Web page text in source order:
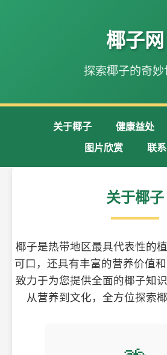
椰子网
探索椰子的奇
关于椰子 健康益处
图片欣赏
联
关于椰子
椰子是热带地区最具代表性的
可口，还具有丰富的营养价值
致力于为您提供全面的椰子知
从营养到文化，全方位探索